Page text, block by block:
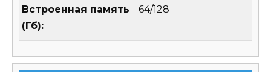
Встроенная память
(Гб):
64/128